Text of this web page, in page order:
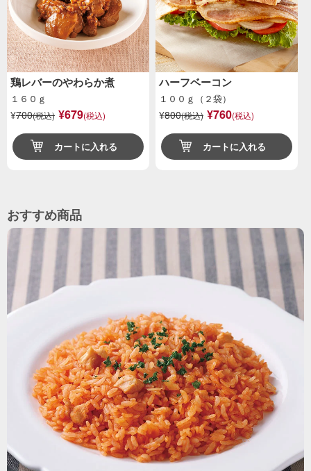
鶏レバーのやわらか煮
１６０ｇ
¥700(税込) ¥679(税込)
カートに入れる
ハーフベーコン
１００ｇ（２袋）
¥800(税込) ¥760(税込)
カートに入れる
おすすめ商品